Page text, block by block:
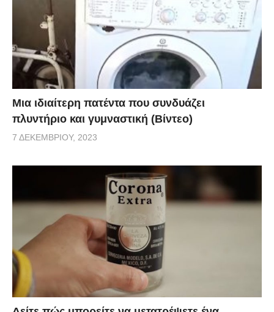
Μια ιδιαίτερη πατέντα που συνδυάζει
πλυντήριο και γυμναστική (Βίντεο)
7 ΔΕΚΕΜΒΡΊΟΥ, 2023